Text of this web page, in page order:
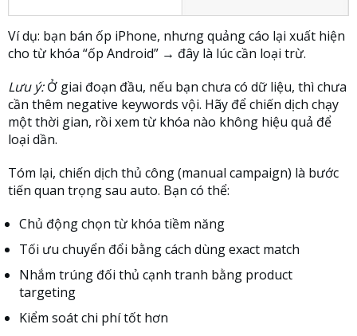
Ví dụ: bạn bán ốp iPhone, nhưng quảng cáo lại xuất hiện
cho từ khóa “ốp Android” → đây là lúc cần loại trừ.
Lưu ý:Ở giai đoạn đầu, nếu bạn chưa có dữ liệu, thì chưa
cần thêm negative keywords vội. Hãy để chiến dịch chạy
một thời gian, rồi xem từ khóa nào không hiệu quả để
loại dần.
Tóm lại, chiến dịch thủ công (manual campaign) là bước
tiến quan trọng sau auto. Bạn có thể:
Chủ động chọn từ khóa tiềm năng
Tối ưu chuyển đổi bằng cách dùng exact match
Nhắm trúng đối thủ cạnh tranh bằng product
targeting
Kiểm soát chi phí tốt hơn